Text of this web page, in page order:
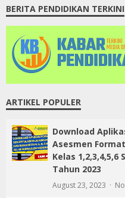
BERITA PENDIDIKAN TERKINI
ARTIKEL POPULER
Download
Asesmen
Kelas 1,2,3,4,5,6
Tahun 2023
August 23, 2023